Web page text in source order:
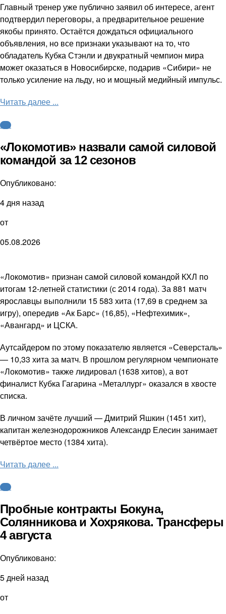
Главный тренер уже публично заявил об интересе, агент
подтвердил переговоры, а предварительное решение
якобы принято. Остаётся дождаться официального
объявления, но все признаки указывают на то, что
обладатель Кубка Стэнли и двукратный чемпион мира
может оказаться в Новосибирске, подарив «Сибири» не
только усиление на льду, но и мощный медийный импульс.
Читать далее ...
КХЛ
«Локомотив» назвали самой силовой
командой за 12 сезонов
Опубликовано:
4 дня назад
от
05.08.2026
«Локомотив» признан самой силовой командой КХЛ по
итогам 12-летней статистики (с 2014 года). За 881 матч
ярославцы выполнили 15 583 хита (17,69 в среднем за
игру), опередив «Ак Барс» (16,85), «Нефтехимик»,
«Авангард» и ЦСКА.
Аутсайдером по этому показателю является «Северсталь»
— 10,33 хита за матч. В прошлом регулярном чемпионате
«Локомотив» также лидировал (1638 хитов), а вот
финалист Кубка Гагарина «Металлург» оказался в хвосте
списка.
В личном зачёте лучший — Дмитрий Яшкин (1451 хит),
капитан железнодорожников Александр Елесин занимает
четвёртое место (1384 хита).
Читать далее ...
КХЛ
Пробные контракты Бокуна,
Солянникова и Хохрякова. Трансферы
4 августа
Опубликовано:
5 дней назад
от